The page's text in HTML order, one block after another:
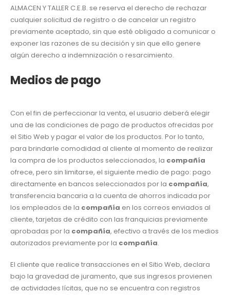
ALMACEN Y TALLER C.E.B. se reserva el derecho de rechazar
cualquier solicitud de registro o de cancelar un registro
previamente aceptado, sin que esté obligado a comunicar o
exponer las razones de su decisión y sin que ello genere
algún derecho a indemnización o resarcimiento.
Medios de pago
Con el fin de perfeccionar la venta, el usuario deberá elegir
una de las condiciones de pago de productos ofrecidas por
el Sitio Web y pagar el valor de los productos. Por lo tanto,
para brindarle comodidad al cliente al momento de realizar
la compra de los productos seleccionados, la compañía
ofrece, pero sin limitarse, el siguiente medio de pago: pago
directamente en bancos seleccionados por la compañía,
transferencia bancaria a la cuenta de ahorros indicada por
los empleados de la compañía en los correos enviados al
cliente, tarjetas de crédito con las franquicias previamente
aprobadas por la compañía, efectivo a través de los medios
autorizados previamente por la compañía.
El cliente que realice transacciones en el Sitio Web, declara
bajo la gravedad de juramento, que sus ingresos provienen
de actividades lícitas, que no se encuentra con registros